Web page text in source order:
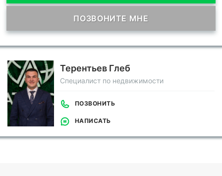
ПОЗВОНИТЕ МНЕ
Терентьев Глеб
Специалист по недвижимости
ПОЗВОНИТЬ
НАПИСАТЬ